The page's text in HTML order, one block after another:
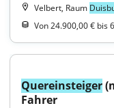
Velbert, Raum
Von 24.900,00 € bis
Quereinsteiger
Fahrer